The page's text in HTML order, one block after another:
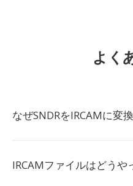
よく
なぜSNDRをIRCAMに変
IRCAMファイルはどうや